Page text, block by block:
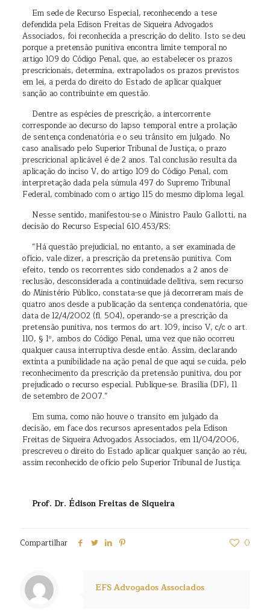
Em sede de Recurso Especial, reconhecendo a tese
defendida pela Edison Freitas de Siqueira Advogados
Associados, foi reconhecida a prescrição do delito. Isto se deu
porque a pretensão punitiva encontra limite temporal no
artigo 109 do Código Penal, que, ao estabelecer os prazos
prescricionais, determina, extrapolados os prazos previstos
em lei, a perda do direito do Estado de aplicar qualquer
sanção ao contribuinte em questão.
Dentre as espécies de prescrição, a intercorrente
corresponde ao decurso do lapso temporal entre a prolação
de sentença condenatória e o seu trânsito em julgado. No
caso analisado pelo Superior Tribunal de Justiça, o prazo
prescricional aplicável é de 2 anos. Tal conclusão resulta da
aplicação do inciso V, do artigo 109 do Código Penal, com
interpretação dada pela súmula 497 do Supremo Tribunal
Federal, combinado com o artigo 115 do mesmo diploma legal.
Nesse sentido, manifestou-se o Ministro Paulo Gallotti, na
decisão do Recurso Especial 610.453/RS:
“Há questão prejudicial, no entanto, a ser examinada de
ofício, vale dizer, a prescrição da pretensão punitiva. Com
efeito, tendo os recorrentes sido condenados a 2 anos de
reclusão, desconsiderada a continuidade delitiva, sem recurso
do Ministério Público, constata-se que já decorreram mais de
quatro anos desde a publicação da sentença condenatória, que
data de 12/4/2002 (fl. 504), operando-se a prescrição da
pretensão punitiva, nos termos do art. 109, inciso V, c/c o art.
110, § 1º, ambos do Código Penal, uma vez que não ocorreu
qualquer causa interruptiva desde então. Assim, declarando
extinta a punibilidade na ação penal de que aqui se cuida, pelo
reconhecimento da prescrição da pretensão punitiva, dou por
prejudicado o recurso especial. Publique-se. Brasília (DF), 11
de setembro de 2007.”
Em suma, como não houve o transito em julgado da
decisão, em face dos recursos apresentados pela Edison
Freitas de Siqueira Advogados Associados, em 11/04/2006,
prescreveu o direito do Estado aplicar qualquer sanção ao réu,
assim reconhecido de ofício pelo Superior Tribunal de Justiça.
Prof. Dr. Édison Freitas de Siqueira
Compartilhar 0
EFS Advogados Associados